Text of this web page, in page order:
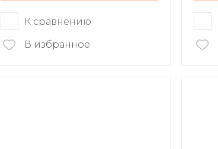
К сравнению
В избранное